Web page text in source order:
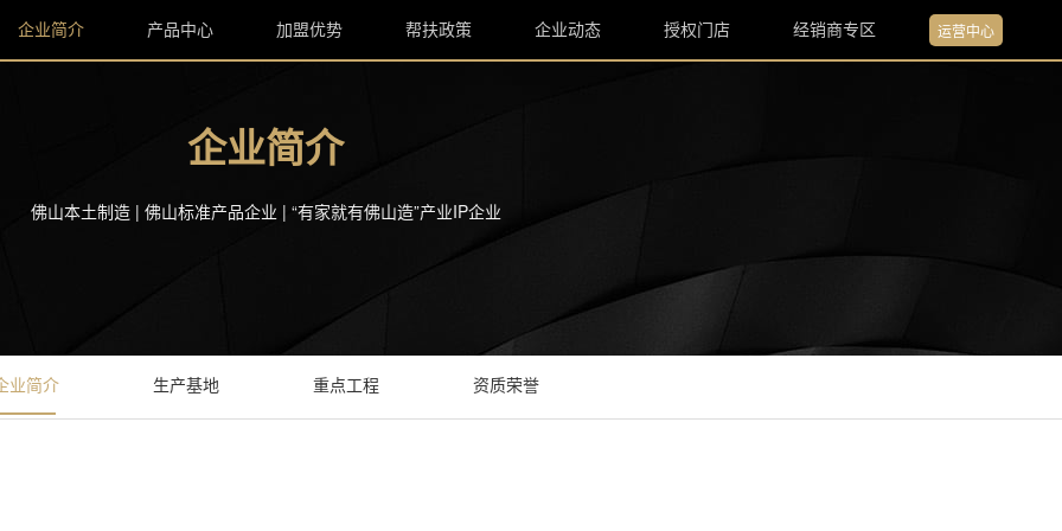
运营中心
企业简介 产品中心 加盟优势 帮扶政策 企业动态 授权门店 经销商专区
企业简介
佛山本土制造 | 佛山标准产品企业 | “有家就有佛山造”产业IP企业
业简介 生产基地 重点工程 资质荣誉